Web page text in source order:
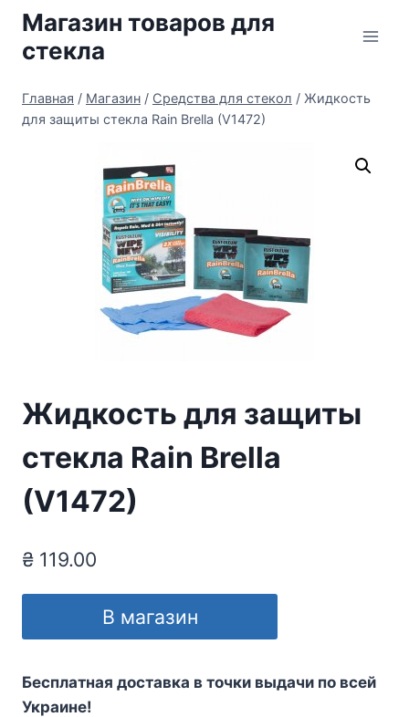
Перейти
содержимому
Магазин товаров для
стекла
Главная / Магазин / Средства для стекол / Жидкость
для защиты стекла Rain Brella (V1472)
Жидкость для защиты
стекла Rain Brella
(V1472)
₴ 119.00
В магазин
Бесплатная доставка в точки выдачи по всей
Украине!